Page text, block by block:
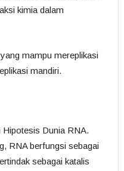
kimia dalam
mampu mereplikasi
mandiri.
Hipotesis Dunia RNA.
RNA berfungsi sebagai
sebagai katalis